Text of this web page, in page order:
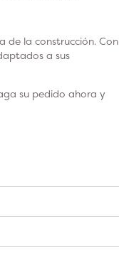
de la construcción. Con
a sus
su pedido ahora y